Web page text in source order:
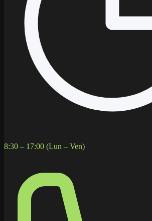
8:30 – 17:00 (Lun – Ven)